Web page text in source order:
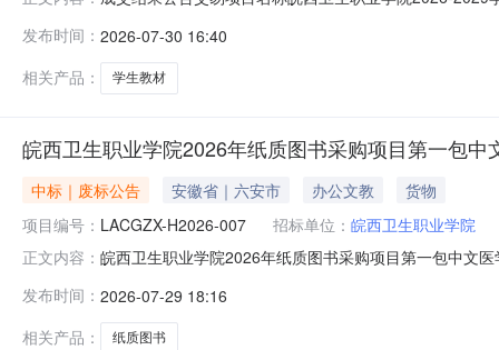
结果公示发包结果类型成交结果成交公告发布时间2026
发布时间： 2026-07-30 16:40
相关产品：
学生教材
皖西卫生职业学院2026年纸质图书采购项目第一包中
中标｜废标公告 安徽省｜六安市 办公文教
货物
项目编号： LACGZX-H2026-007 招标单位： 皖西卫生职业学院
正文内容： 皖西卫生职业学院2026年纸质图书采购项目第一包中文
四十九条规定，采购人确定重新开展政府采购活动。三
皋城中路406号联系方式
发布时间： 2026-07-29 18:16
相关产品：
纸质图书